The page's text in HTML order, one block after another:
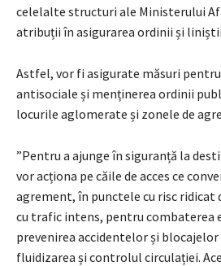
celelalte structuri ale Ministerului
atribuții în asigurarea ordinii și
Astfel, vor fi asigurate măsuri
antisociale și menținerea ordinii
locurile aglomerate și zonele de
”Pentru a ajunge în siguranță la
vor acționa pe căile de acces ce
agrement, în punctele cu risc ridicat
cu trafic intens, pentru combaterea
prevenirea accidentelor și
fluidizarea și controlul circulației.